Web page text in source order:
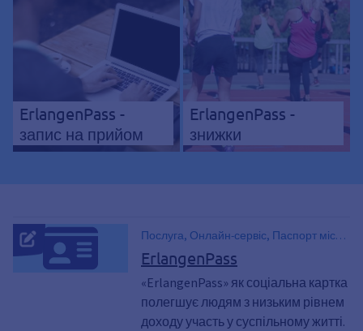
ErlangenPass -
запис на прийом
ErlangenPass -
знижки
Послуга, Онлайн-сервіс, Паспорт міста
Ерланген, Знижка, Переваги
ErlangenPass
«ErlangenPass» як соціальна картка
полегшує людям з низьким рівнем
доходу участь у суспільному житті.